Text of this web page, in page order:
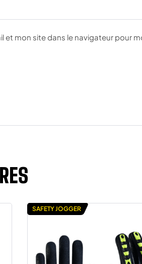
et mon site dans le navigateur pour
SAFETY JOGGER